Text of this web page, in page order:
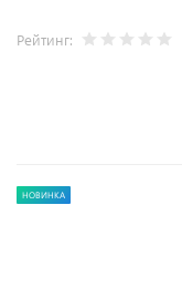
Рейтинг:
НОВИНКА